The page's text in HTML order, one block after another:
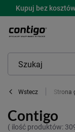
Kupuj bez
Wstecz Strona
Contigo
( ilość produktów: